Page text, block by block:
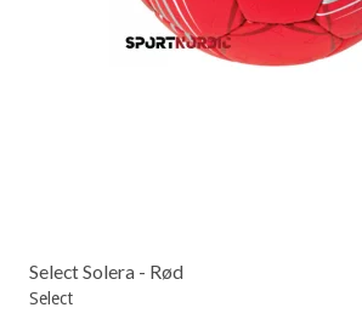
Select Solera - Rød
Select